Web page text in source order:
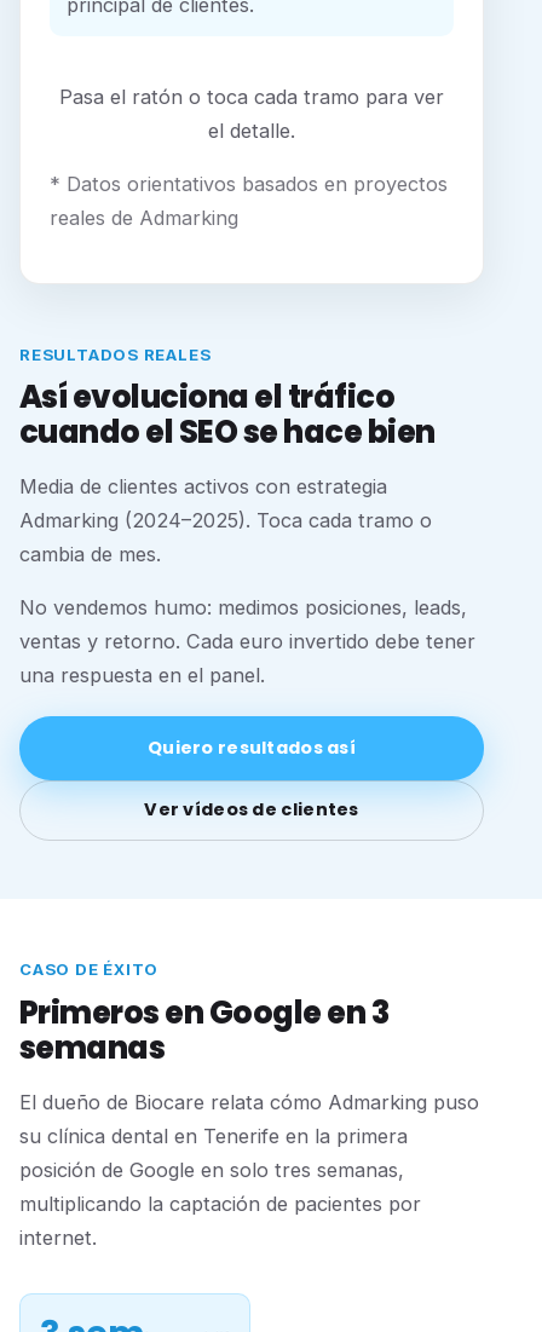
Pasa el ratón o toca cada tramo para ver
el detalle.
* Datos orientativos basados en proyectos
reales de Admarking
RESULTADOS REALES
Así evoluciona el tráfico
cuando el SEO se hace bien
Media de clientes activos con estrategia
Admarking (2024–2025). Toca cada tramo o
cambia de mes.
No vendemos humo: medimos posiciones, leads,
ventas y retorno. Cada euro invertido debe tener
una respuesta en el panel.
Quiero resultados así
Ver vídeos de clientes
CASO DE ÉXITO
Primeros en Google en 3
semanas
El dueño de Biocare relata cómo Admarking puso
su clínica dental en Tenerife en la primera
posición de Google en solo tres semanas,
multiplicando la captación de pacientes por
internet.